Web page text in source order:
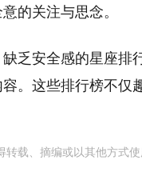
的关注与思念。
乏安全感的星座排
。这些排行榜不仅
载、摘编或以其他方式使